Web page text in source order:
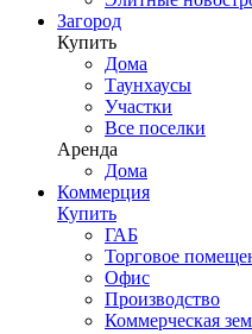
Загород
Купить
Дома
Таунхаусы
Участки
Все поселки
Аренда
Дома
Коммерция
Купить
ГАБ
Торговое
Офис
Производство
Коммерческая